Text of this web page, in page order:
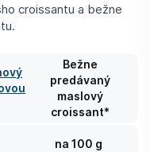
croissantu a bežne
Bežne
predávaný
maslový
croissant*
na 100 g